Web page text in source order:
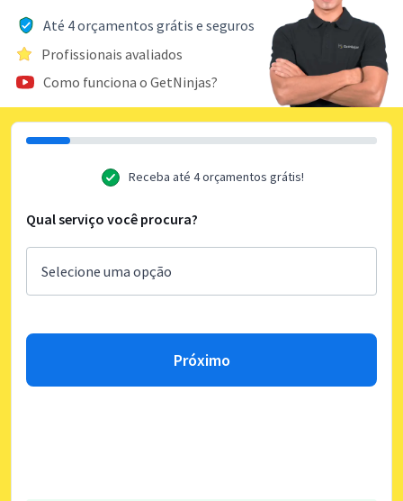
Até 4 orçamentos grátis e seguros
Profissionais avaliados
Como funciona o GetNinjas?
Receba até 4 orçamentos grátis!
Qual serviço você procura?
Próximo